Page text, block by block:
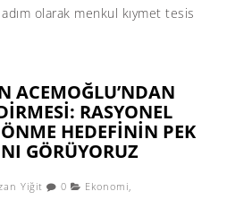
olarak menkul kıymet tesis
ACEMOĞLU’NDAN
RASYONEL
HEDEFININ PEK
GÖRÜYORUZ
Yiğit 0 Ekonomi,